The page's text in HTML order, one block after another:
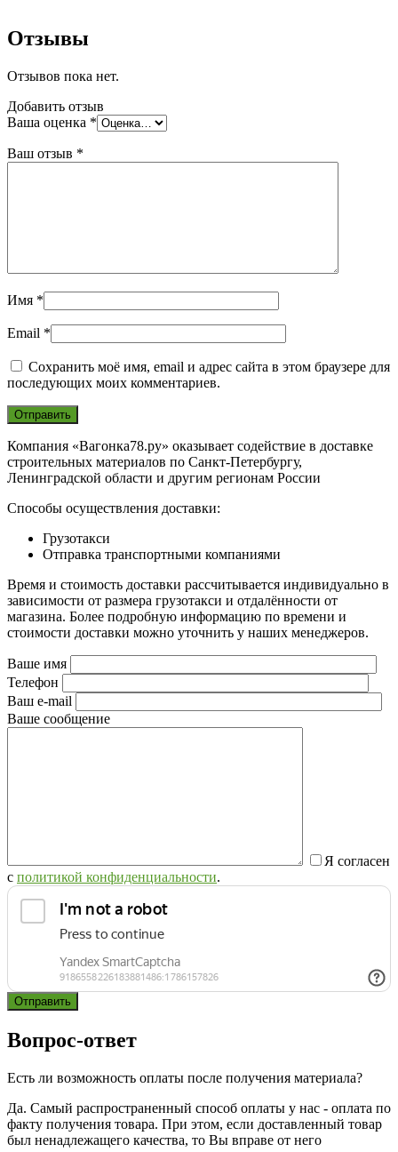
Отзывы
Отзывов пока нет.
Добавить отзыв
Ваша оценка *
Ваш отзыв *
Имя *
Email *
Сохранить моё имя, email и адрес сайта в этом браузере для
последующих моих комментариев.
Компания «Вагонка78.ру» оказывает содействие в доставке
строительных материалов по Санкт-Петербургу,
Ленинградской области и другим регионам России
Способы осуществления доставки:
Грузотакси
Отправка транспортными компаниями
Время и стоимость доставки рассчитывается индивидуально в
зависимости от размера грузотакси и отдалённости от
магазина. Более подробную информацию по времени и
стоимости доставки можно уточнить у наших менеджеров.
Ваше имя
Телефон
Ваш e-mail
Ваше сообщение
Я согласен
с политикой конфиденциальности.
Вопрос-ответ
Есть ли возможность оплаты после получения материала?
Да. Самый распространенный способ оплаты у нас - оплата по
факту получения товара. При этом, если доставленный товар
был ненадлежащего качества, то Вы вправе от него